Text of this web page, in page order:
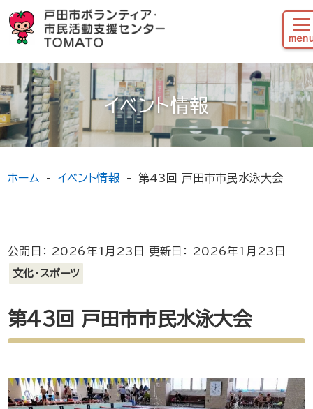
イベント情報
ホーム イベント情報 第43回 戸田市市民水泳大会
公開日： 2026年1月23日 更新日： 2026年1月23日
文化・スポーツ
第43回 戸田市市民水泳大会